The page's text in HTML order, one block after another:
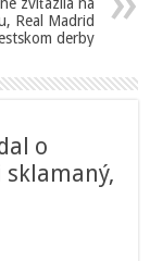
Real Madrid
derby
o
sklamaný,